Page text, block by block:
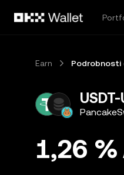
Earn Podrobnosti
1,26 %